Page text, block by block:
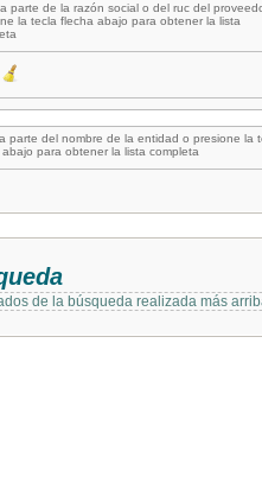
parte de la razón social o del ruc del
la tecla flecha abajo para obtener la lista
parte del nombre de la entidad o presione la
para obtener la lista completa
de la búsqueda realizada más